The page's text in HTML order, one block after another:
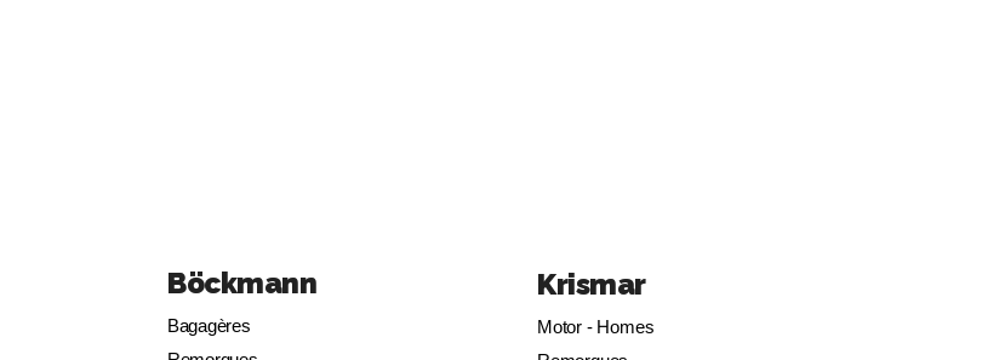
Böckmann
Bagagères
Krismar
Motor - Homes